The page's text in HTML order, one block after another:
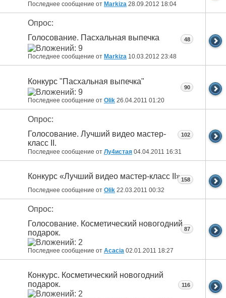
Последнее сообщение от Markiza 28.09.2012 18:04
Опрос:
Голосование. Пасхальная выпечка
Последнее сообщение от Markiza 10.03.2012 23:48
48
Конкурс "Пасхальная выпечка"
Последнее сообщение от Olik 26.04.2011 01:20
90
Опрос:
Голосование. Лучший видео мастер-
класс II.
Последнее сообщение от Лу4истая 04.04.2011 16:31
102
Конкурс «Лучший видео мастер-класс II»
Последнее сообщение от Olik 22.03.2011 00:32
158
Опрос:
Голосование. Косметический новогодний
подарок.
Последнее сообщение от Acacia 02.01.2011 18:27
87
Конкурс. Косметический новогодний
подарок.
116